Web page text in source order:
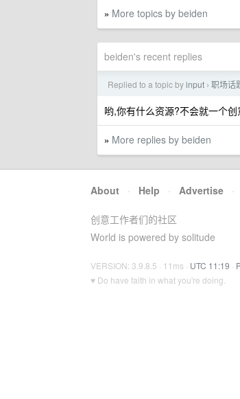
» More topics by beiden
beiden's recent replies
Replied to a topic byinput › 职场话
哟,你有什么资源?不会就一个
» More replies by beiden
About · Help · Advertise ·
创意工作者们的社区
World is powered by solitude
VERSION: 3.9.8.5 · 11ms · UTC 11:19 ·
♥ Do have faith in what you're doing.